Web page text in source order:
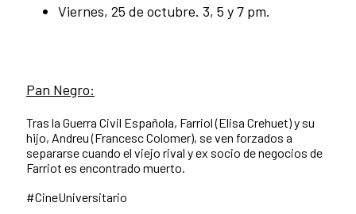
Viernes, 25 de octubre. 3, 5 y 7 pm.
Pan Negro:
Tras la Guerra Civil Española, Farriol (Elisa Crehuet) y su
hijo, Andreu (Francesc Colomer), se ven forzados a
separarse cuando el viejo rival y ex socio de negocios de
Farriot es encontrado muerto.
#CineUniversitario